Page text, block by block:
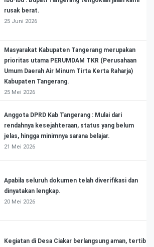
rusak berat.
25 Juni 2026
Masyarakat Kabupaten Tangerang merupakan
prioritas utama PERUMDAM TKR (Perusahaan
Umum Daerah Air Minum Tirta Kerta Raharja)
Kabupaten Tangerang.
25 Mei 2026
Anggota DPRD Kab Tangerang : Mulai dari
rendahnya kesejahteraan, status yang belum
jelas, hingga minimnya sarana belajar.
21 Mei 2026
Apabila seluruh dokumen telah diverifikasi dan
dinyatakan lengkap.
20 Mei 2026
Kegiatan di Desa Ciakar berlangsung aman, tertib